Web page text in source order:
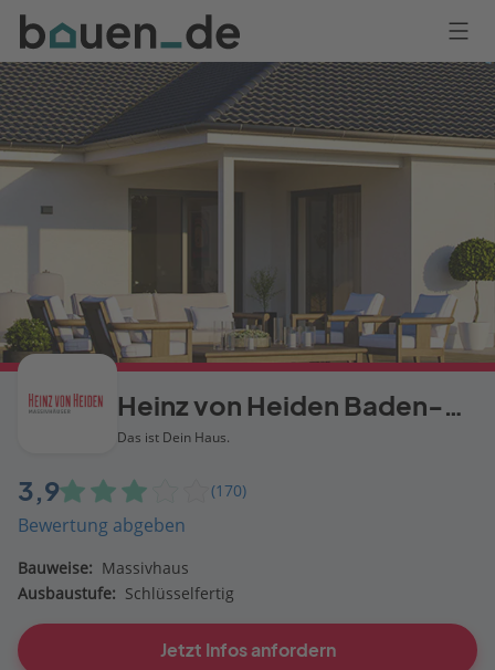
Bauen
Logo
Anmelden
Heinz von Heiden Baden-Württemberg
Das ist Dein Haus.
3,9 (170)
Bewertung abgeben
Bauweise: Massivhaus
Ausbaustufe: Schlüsselfertig
Jetzt Infos anfordern